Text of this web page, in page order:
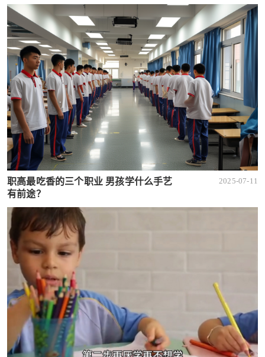
职高最吃香的三个职业 男孩学什么手艺
有前途？
2025-07-11